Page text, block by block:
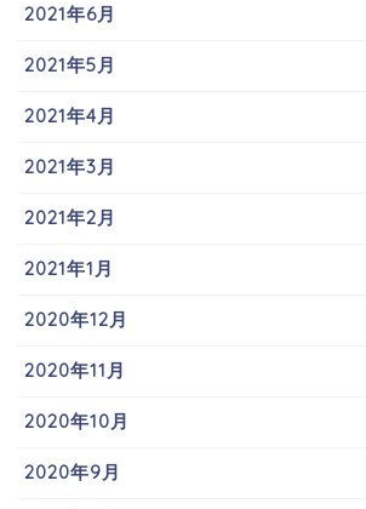
2021年6月
2021年5月
2021年4月
2021年3月
2021年2月
2021年1月
2020年12月
2020年11月
2020年10月
2020年9月